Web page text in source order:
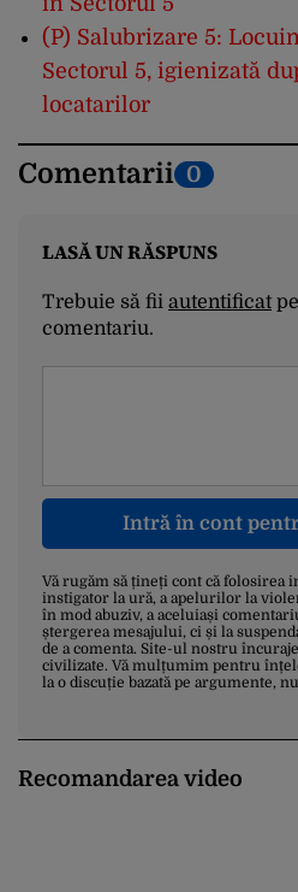
(P) Salubrizare 5:
Sectorul 5, igienizată
locatarilor
Comentarii 0
LASĂ UN RĂSPUNS
Trebuie să fii autentificat
comentariu.
Intră în cont
Vă rugăm să țineți cont că
instigator la ură, a apelurilor la
în mod abuziv, a aceluiași
ștergerea mesajului, ci și la
de a comenta. Site-ul nostru
civilizate. Vă mulțumim pentru
la o discuție bazată pe argumente,
Recomandarea video